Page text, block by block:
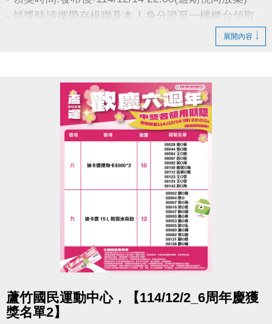
- 領獎時請攜帶存根聯及本人身分證至一樓櫃台領取。
若無法親領，代領者亦需攜帶存根聯、中獎者身分
- 會員卡獎項領取日即為開卡日，會員資格當日起開始
生效，恕無法延後使用。
- 課程抵用金$1500及場地抵用金$500，皆不可分次使
- 若使用課程折抵金報課，該課程有未開課成功之情
況，不得退費折換現金，但可轉班至有開課成功之課
- 因活動核銷需要，會複印得獎者身分證或相關個人資
料，領獎則視同同意提供本人資料，可請櫃檯註明僅
供此活動使用。
- 本活動作業說明蘆竹國民運動中心保有解釋、修正、
調整、終止等相關權利，其詳細辦法、變更事項或未
盡事宜則以網站公告為主。
展開內容
蘆竹國民運動中心，【114/12/2_6周年慶獲
獎名單2】